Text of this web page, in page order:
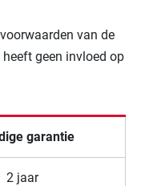
van de
geen invloed op
garantie
2 jaar